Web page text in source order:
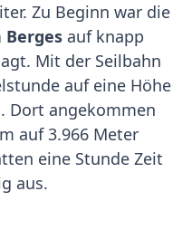
Zu Beginn war die
Berges auf knapp
Mit der Seilbahn
auf eine Höhe
Dort angekommen
auf 3.966 Meter
eine Stunde Zeit
aus.